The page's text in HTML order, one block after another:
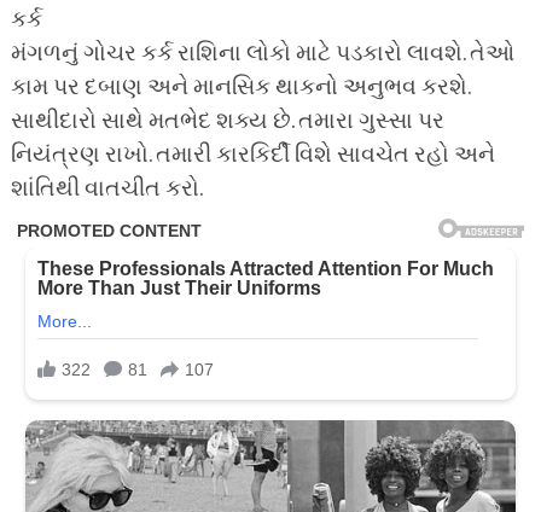
કર્ક
મંગળનું ગોચર કર્ક રાશિના લોકો માટે પડકારો લાવશે. તેઓ
કામ પર દબાણ અને માનસિક થાકનો અનુભવ કરશે.
સાથીદારો સાથે મતભેદ શક્ય છે. તમારા ગુસ્સા પર
નિયંત્રણ રાખો. તમારી કારકિર્દી વિશે સાવચેત રહો અને
શાંતિથી વાતચીત કરો.